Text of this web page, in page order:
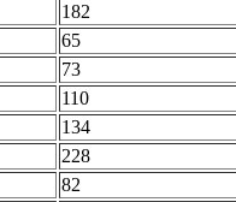
182
65
73
110
134
228
82